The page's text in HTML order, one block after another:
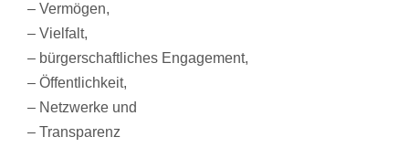
– Vermögen,
– Vielfalt,
– bürgerschaftliches Engagement,
– Öffentlichkeit,
– Netzwerke und
– Transparenz